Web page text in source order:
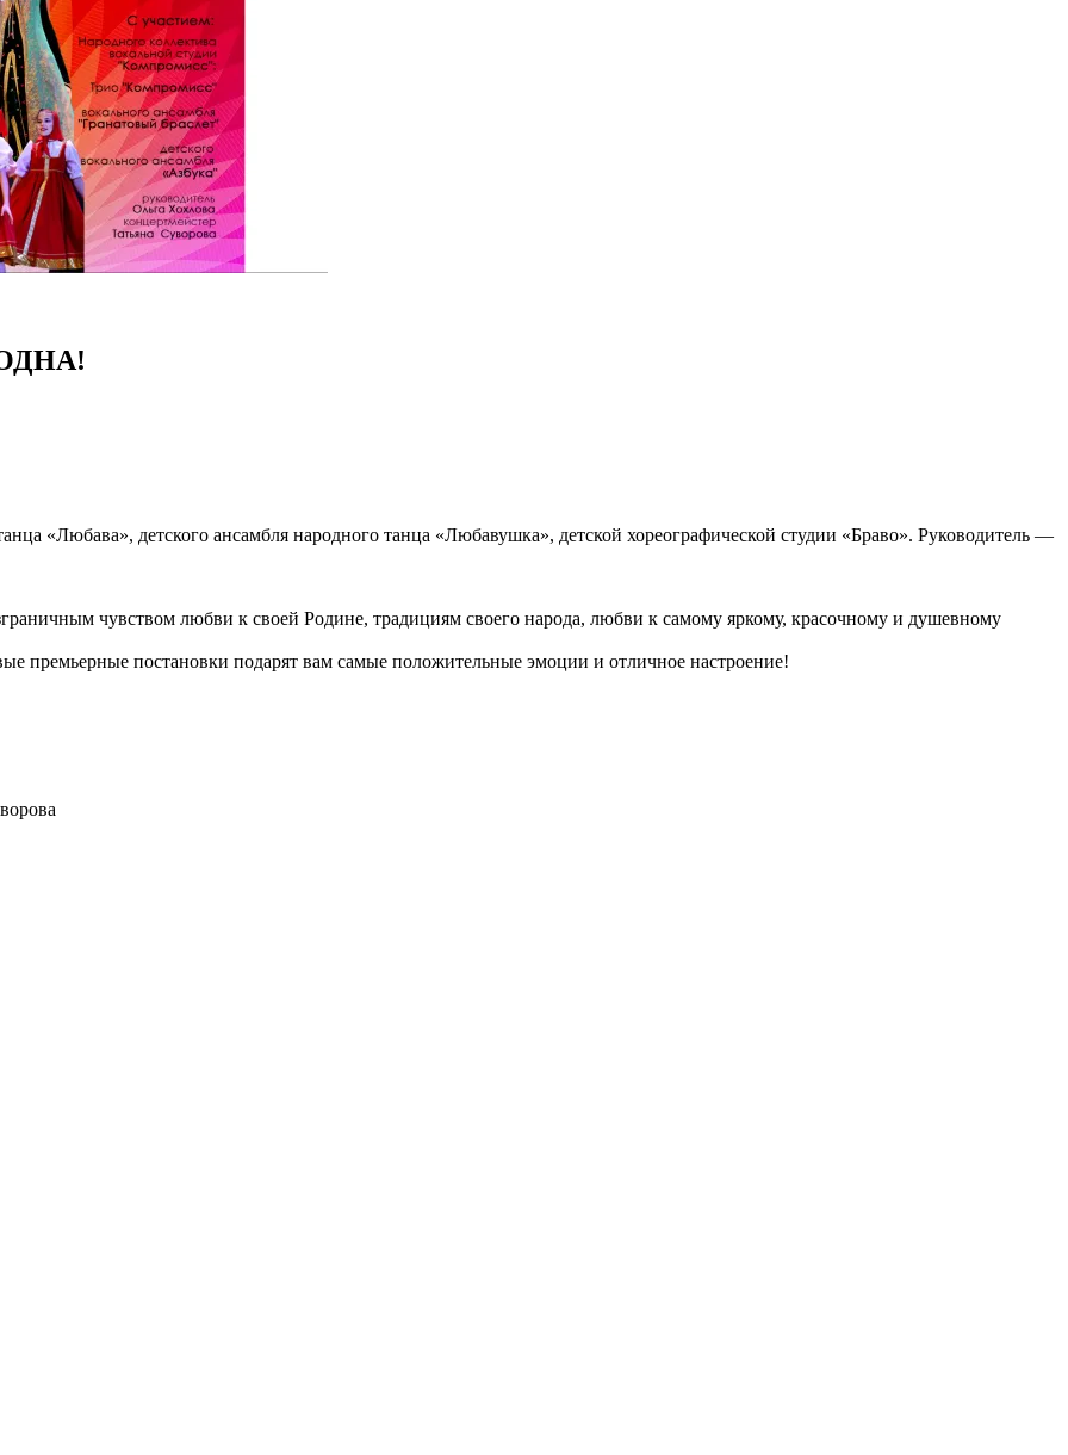
«Любава», детского ансамбля народного танца «Любавушка», детской хореографической студии «Браво». Руководитель —
чувством любви к своей Родине, традициям своего народа, любви к самому яркому, красочному и душевному
премьерные постановки подарят вам самые положительные эмоции и отличное настроение!